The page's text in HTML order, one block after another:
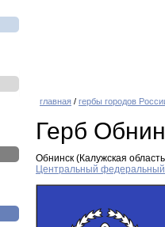
главная / гербы городов
Герб
Обнинск (Калужская
Центральный федеральный